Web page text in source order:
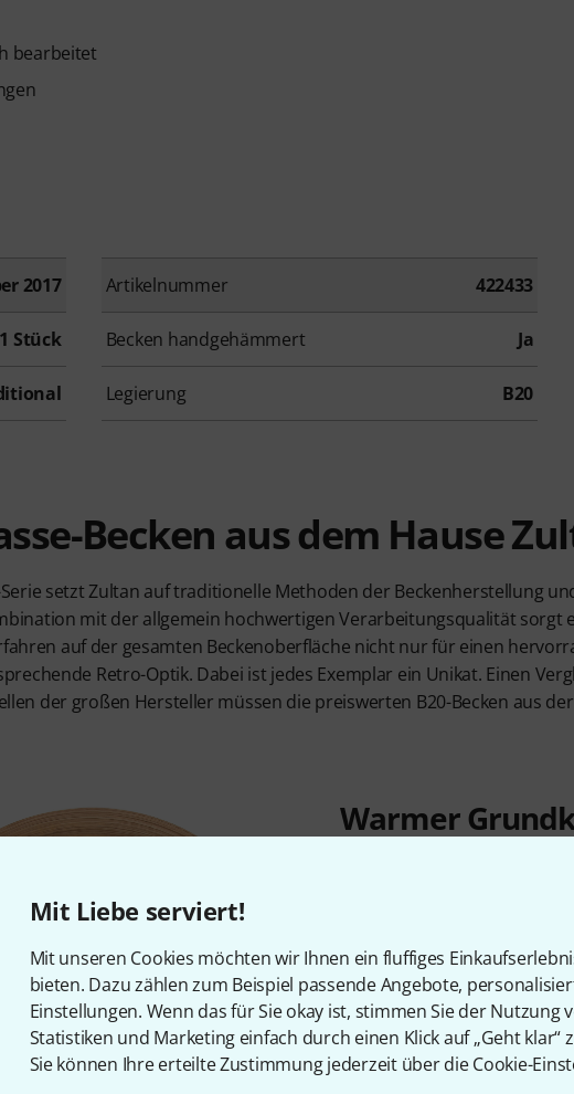
Mit Liebe serviert!
Mit unseren Cookies möchten wir Ihnen ein fluffiges
bieten. Dazu zählen zum Beispiel passende Angebote,
Einstellungen. Wenn das für Sie okay ist, stimmen Sie der Nutzung
Statistiken und Marketing einfach durch einen Klick auf „Geht klar“
Sie können Ihre erteilte Zustimmung jederzeit über die Cookie-
bearbeitet
2017 Artikelnummer 422433
1 Stück Becken handgehämmert Ja
Legierung B20
Becken aus dem Hause
setzt Zultan auf traditionelle Methoden der Beckenherstellung
mit der allgemein hochwertigen Verarbeitungsqualität sorgt
auf der gesamten Beckenoberfläche nicht nur für einen
Retro-Optik. Dabei ist jedes Exemplar ein Unikat. Einen
der großen Hersteller müssen die preiswerten B20-Becken aus
Warmer
Die Becken aus der
B20-Bronzelegierung
80% Kupfer und 20% Zinn.
geringem Gewicht lassen
bis Thin-Kategorie